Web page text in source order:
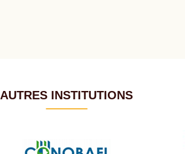
AUTRES INSTITUTIONS